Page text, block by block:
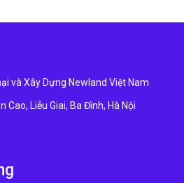
và Xây Dựng Newland Việt Nam
Liễu Giai, Ba Đình, Hà Nội